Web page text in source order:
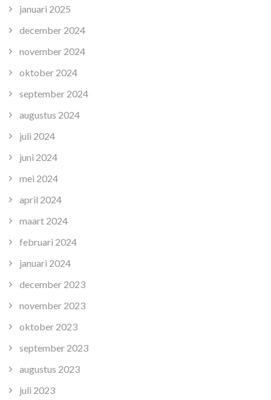
januari 2025
december 2024
november 2024
oktober 2024
september 2024
augustus 2024
juli 2024
juni 2024
mei 2024
april 2024
maart 2024
februari 2024
januari 2024
december 2023
november 2023
oktober 2023
september 2023
augustus 2023
juli 2023